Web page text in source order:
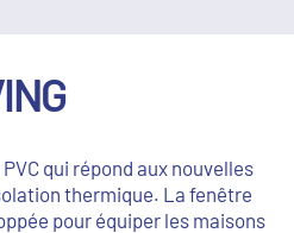
qui répond aux nouvelles
thermique. La fenêtre
pour équiper les maisons